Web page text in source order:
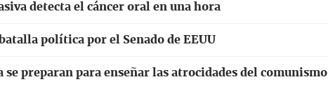
detecta el cáncer oral en una hora
política por el Senado de EEUU
se preparan para enseñar las atrocidades del comunismo